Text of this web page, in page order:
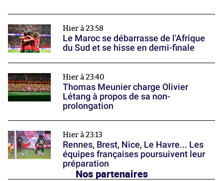
Hier à 23:58
Le Maroc se débarrasse de l'Afrique
du Sud et se hisse en demi-finale
Hier à 23:40
Thomas Meunier charge Olivier
Létang à propos de sa non-
prolongation
Hier à 23:13
Rennes, Brest, Nice, Le Havre... Les
équipes françaises poursuivent leur
préparation
Nos partenaires